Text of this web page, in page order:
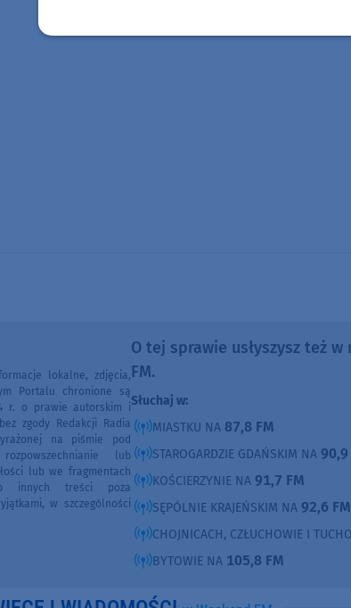
O tej sprawie usłyszysz też w
FM.
Słuchaj w:
MIASTKU NA 87,8 FM
STAROGARDZIE GDAŃSKIM NA 90,9
KOŚCIERZYNIE NA 91,7 FM
SĘPÓLNIE KRAJEŃSKIM NA 92,6 FM
CHOJNICACH, CZŁUCHOWIE I
BYTOWIE NA 105,8 FM
lokalne, zdjęcia,
Portalu chronione są
r. o prawie autorskim i
zgody Redakcji Radia
na piśmie pod
lub
lub we fragmentach
innych treści poza
w szczególności